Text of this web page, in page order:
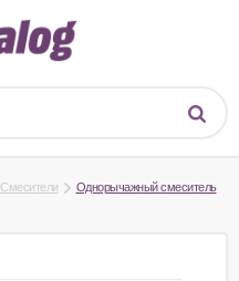
Смесители
Однорычажный смеситель